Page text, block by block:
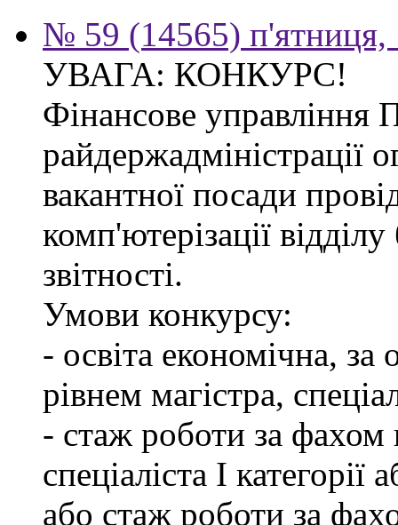
№ 59 (14565) п'ятниця,
УВАГА: КОНКУРС!
Фінансове управління
райдержадміністрації
вакантної посади
комп'ютерізації
звітності.
Умови конкурсу:
- освіта економічна, за
рівнем магістра,
- стаж роботи за фахом
спеціаліста І
або стаж роботи за